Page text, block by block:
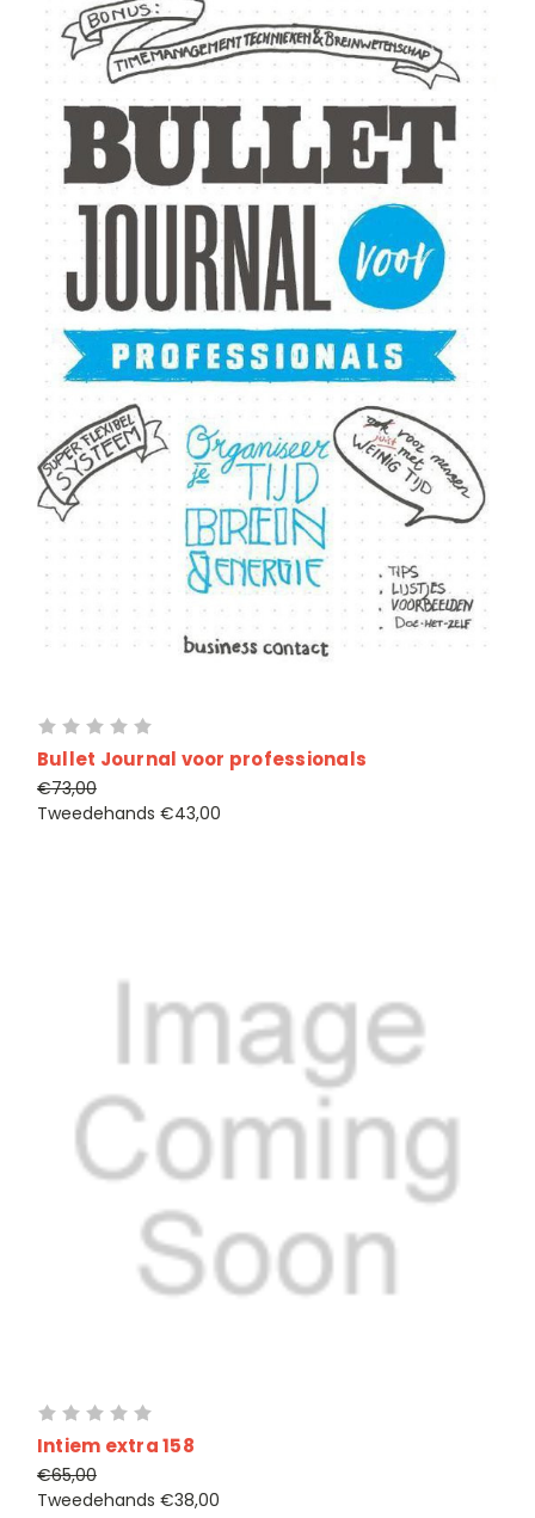
Bullet Journal voor professionals
€73,00
Tweedehands €43,00
Intiem extra 158
€65,00
Tweedehands €38,00